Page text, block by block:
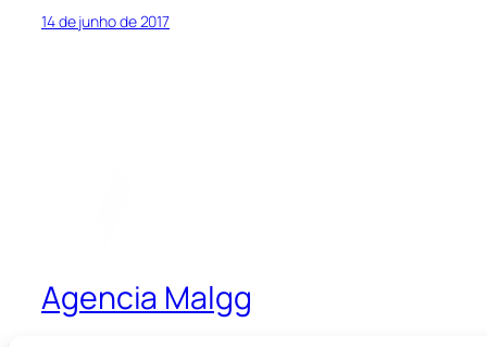
14 de junho de 2017
Agencia Malgg